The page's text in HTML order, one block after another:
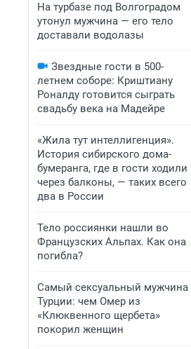
На турбазе под Волгоградом
утонул мужчина — его тело
доставали водолазы
Звездные гости в 500-
летнем соборе: Криштиану
Роналду готовится сыграть
свадьбу века на Мадейре
«Жила тут интеллигенция».
История сибирского дома-
бумеранга, где в гости ходили
через балконы, — таких всего
два в России
Тело россиянки нашли во
Французских Альпах. Как она
погибла?
Самый сексуальный мужчина
Турции: чем Омер из
«Клюквенного щербета»
покорил женщин